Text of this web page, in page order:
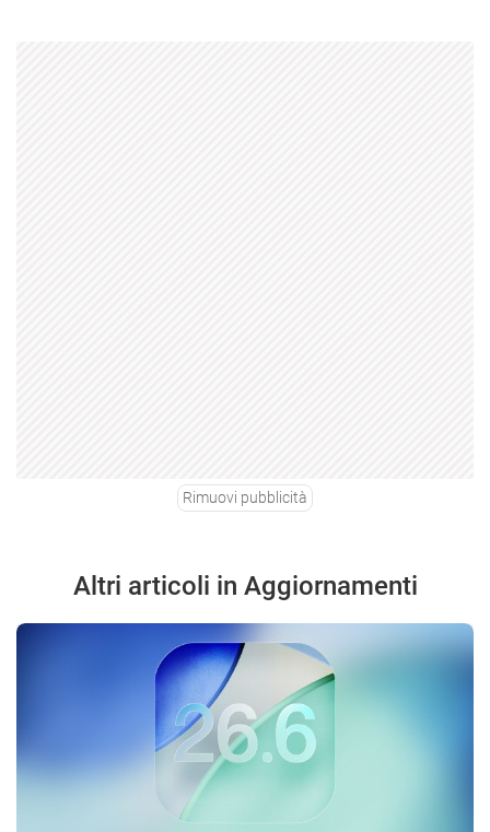
Rimuovi pubblicità
Altri articoli in Aggiornamenti